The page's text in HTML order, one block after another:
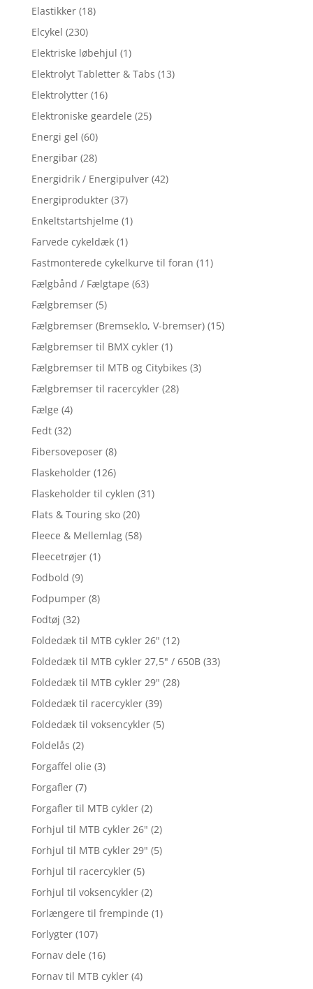
Elastikker (18)
Elcykel (230)
Elektriske løbehjul (1)
Elektrolyt Tabletter & Tabs (13)
Elektrolytter (16)
Elektroniske geardele (25)
Energi gel (60)
Energibar (28)
Energidrik / Energipulver (42)
Energiprodukter (37)
Enkeltstartshjelme (1)
Farvede cykeldæk (1)
Fastmonterede cykelkurve til foran (11)
Fælgbånd / Fælgtape (63)
Fælgbremser (5)
Fælgbremser (Bremseklo, V-bremser) (15)
Fælgbremser til BMX cykler (1)
Fælgbremser til MTB og Citybikes (3)
Fælgbremser til racercykler (28)
Fælge (4)
Fedt (32)
Fibersoveposer (8)
Flaskeholder (126)
Flaskeholder til cyklen (31)
Flats & Touring sko (20)
Fleece & Mellemlag (58)
Fleecetrøjer (1)
Fodbold (9)
Fodpumper (8)
Fodtøj (32)
Foldedæk til MTB cykler 26" (12)
Foldedæk til MTB cykler 27,5" / 650B (33)
Foldedæk til MTB cykler 29" (28)
Foldedæk til racercykler (39)
Foldedæk til voksencykler (5)
Foldelås (2)
Forgaffel olie (3)
Forgafler (7)
Forgafler til MTB cykler (2)
Forhjul til MTB cykler 26" (2)
Forhjul til MTB cykler 29" (5)
Forhjul til racercykler (5)
Forhjul til voksencykler (2)
Forlængere til frempinde (1)
Forlygter (107)
Fornav dele (16)
Fornav til MTB cykler (4)